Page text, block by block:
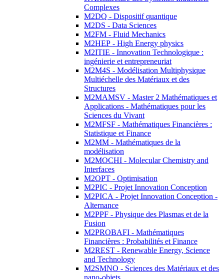
Complexes
M2DQ - Dispositif quantique
M2DS - Data Sciences
M2FM - Fluid Mechanics
M2HEP - High Energy physics
M2ITIE - Innovation Technologique :
ingénierie et entrepreneuriat
M2M4S - Modélisation Multiphysique
Multiéchelle des Matériaux et des
Structures
M2MAMSV - Master 2 Mathématiques et
Applications - Mathématiques pour les
Sciences du Vivant
M2MFSF - Mathématiques Financières :
Statistique et Finance
M2MM - Mathématiques de la
modélisation
M2MOCHI - Molecular Chemistry and
Interfaces
M2OPT - Optimisation
M2PIC - Projet Innovation Conception
M2PICA - Projet Innovation Conception -
Alternance
M2PPF - Physique des Plasmas et de la
Fusion
M2PROBAFI - Mathématiques
Financières : Probabilités et Finance
M2REST - Renewable Energy, Science
and Technology
M2SMNO - Sciences des Matériaux et des
nano-objets